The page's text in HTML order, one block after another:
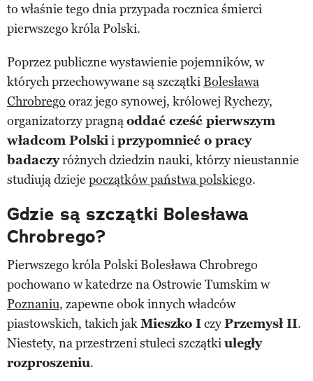
to właśnie tego dnia przypada rocznica śmierci
pierwszego króla Polski.
Poprzez publiczne wystawienie pojemników, w
których przechowywane są szczątkiBolesława
Chrobrego oraz jego synowej, królowej Rychezy,
organizatorzy pragnąoddać cześć pierwszym
władcom Polskiiprzypomnieć o pracy
badaczyróżnych dziedzin nauki, którzy nieustannie
studiują dzieje początków państwa polskiego.
Gdzie są szczątki Bolesława
Chrobrego?
Pierwszego króla Polski Bolesława Chrobrego
pochowano w katedrze na Ostrowie Tumskim w
Poznaniu, zapewne obok innych władców
piastowskich, takich jakMieszko IczyPrzemysł II.
Niestety, na przestrzeni stuleci szczątkiuległy
rozproszeniu.